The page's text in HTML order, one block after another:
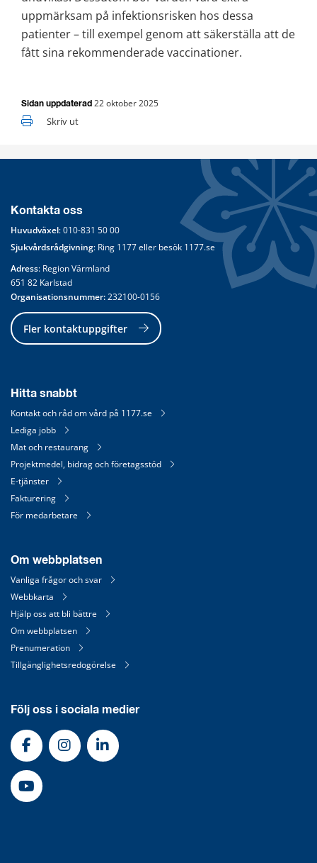
uppmärksam på infektionsrisken hos dessa
patienter – till exempel genom att säkerställa att de
fått sina rekommenderade vaccinationer.
Sidan uppdaterad 22 oktober 2025
Skriv ut
Kontakta oss
Huvudväxel: 010-831 50 00
Sjukvårdsrådgivning: Ring 1177 eller besök 1177.se
Adress: Region Värmland
651 82 Karlstad
Organisationsnummer: 232100-0156
Fler kontaktuppgifter
Hitta snabbt
Kontakt och råd om vård på 1177.se
Lediga jobb
Mat och restaurang
Projektmedel, bidrag och företagsstöd
E-tjänster
Fakturering
För medarbetare
Om webbplatsen
Vanliga frågor och svar
Webbkarta
Hjälp oss att bli bättre
Om webbplatsen
Prenumeration
Tillgänglighetsredogörelse
Följ oss i sociala medier